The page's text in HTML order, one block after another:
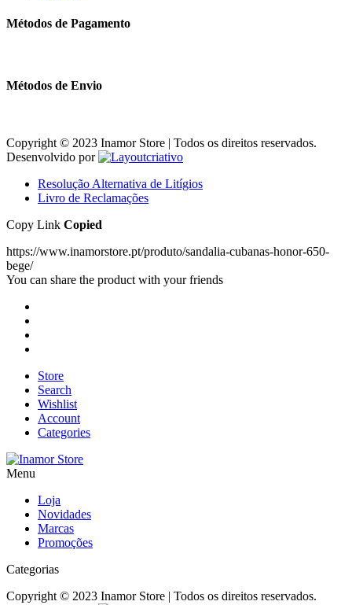
Métodos de Pagamento
Métodos de Envio
Copyright © 2023 Inamor Store | Todos os direitos reservados.
Desenvolvido por
Resolução Alternativa de Litígios
Livro de Reclamações
Copy Link Copied
https://www.inamorstore.pt/produto/sandalia-cubanas-honor-650-
bege/
You can share the product with your friends
Store
Search
Wishlist
Account
Categories
Menu
Loja
Novidades
Marcas
Promoções
Categorias
Copyright © 2023 Inamor Store | Todos os direitos reservados.